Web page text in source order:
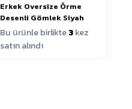
Erkek Oversize Örme
Desenli Gömlek Siyah
Bu ürünle birlikte3kez
satın alındı